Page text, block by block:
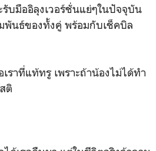
รับมืออิลุงเวอร์ชั่นแย่ๆในปัจจุบัน
พันธ์ของทั้งคู่ พร้อมกับเช็คบิล
ราที่แท้ทรู เพราะถ้าน้องไม่ได้ทำ
ติ